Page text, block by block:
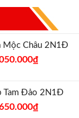
Mộc Châu 2N1Đ
₫Giá
là:
Tam Đảo 2N1Đ
₫Giá